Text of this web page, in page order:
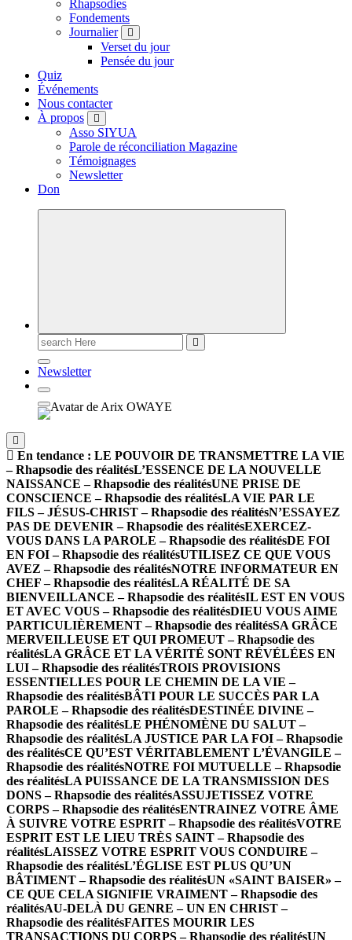
Rhapsodies
Fondements
Journalier
Verset du jour
Pensée du jour
Quiz
Événements
Nous contacter
À propos
Asso SIYUA
Parole de réconciliation Magazine
Témoignages
Newsletter
Don
Newsletter
En tendance : LE POUVOIR DE TRANSMETTRE LA VIE
– Rhapsodie des réalitésL’ESSENCE DE LA NOUVELLE
NAISSANCE – Rhapsodie des réalitésUNE PRISE DE
CONSCIENCE – Rhapsodie des réalitésLA VIE PAR LE
FILS – JÉSUS-CHRIST – Rhapsodie des réalitésN’ESSAYEZ
PAS DE DEVENIR – Rhapsodie des réalitésEXERCEZ-
VOUS DANS LA PAROLE – Rhapsodie des réalitésDE FOI
EN FOI – Rhapsodie des réalitésUTILISEZ CE QUE VOUS
AVEZ – Rhapsodie des réalitésNOTRE INFORMATEUR EN
CHEF – Rhapsodie des réalitésLA RÉALITÉ DE SA
BIENVEILLANCE – Rhapsodie des réalitésIL EST EN VOUS
ET AVEC VOUS – Rhapsodie des réalitésDIEU VOUS AIME
PARTICULIÈREMENT – Rhapsodie des réalitésSA GRÂCE
MERVEILLEUSE ET QUI PROMEUT – Rhapsodie des
réalitésLA GRÂCE ET LA VÉRITÉ SONT RÉVÉLÉES EN
LUI – Rhapsodie des réalitésTROIS PROVISIONS
ESSENTIELLES POUR LE CHEMIN DE LA VIE –
Rhapsodie des réalitésBÂTI POUR LE SUCCÈS PAR LA
PAROLE – Rhapsodie des réalitésDESTINÉE DIVINE –
Rhapsodie des réalitésLE PHÉNOMÈNE DU SALUT –
Rhapsodie des réalitésLA JUSTICE PAR LA FOI – Rhapsodie
des réalitésCE QU’EST VÉRITABLEMENT L’ÉVANGILE –
Rhapsodie des réalitésNOTRE FOI MUTUELLE – Rhapsodie
des réalitésLA PUISSANCE DE LA TRANSMISSION DES
DONS – Rhapsodie des réalitésASSUJETISSEZ VOTRE
CORPS – Rhapsodie des réalitésENTRAINEZ VOTRE ÂME
À SUIVRE VOTRE ESPRIT – Rhapsodie des réalitésVOTRE
ESPRIT EST LE LIEU TRÈS SAINT – Rhapsodie des
réalitésLAISSEZ VOTRE ESPRIT VOUS CONDUIRE –
Rhapsodie des réalitésL’ÉGLISE EST PLUS QU’UN
BÂTIMENT – Rhapsodie des réalitésUN «SAINT BAISER» –
CE QUE CELA SIGNIFIE VRAIMENT – Rhapsodie des
réalitésAU-DELÀ DU GENRE – UN EN CHRIST –
Rhapsodie des réalitésFAITES MOURIR LES
TRANSACTIONS DU CORPS – Rhapsodie des réalitésUN